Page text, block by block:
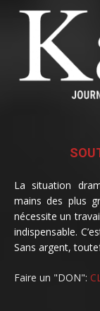
La situation
mains des plus
nécessite un
indispensable.
Sans argent,
Faire un "DON":